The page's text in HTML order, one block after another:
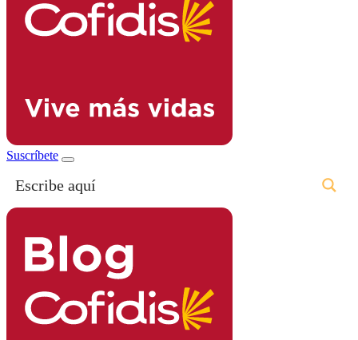
Suscríbete